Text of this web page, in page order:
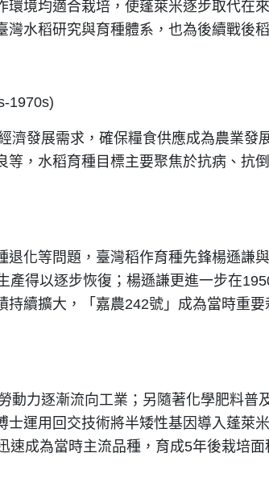
境均適合栽培，使蓬萊米逐步取代在
水稻研究與育種體系，也為後續戰後
1970s)
發展需求，確保糧食供應成為農業發
，水稻育種目標主要聚焦於抗病、抗
化等問題，臺灣稻作育種先鋒楊遜謙
產得以逐步恢復；楊遜謙更進一步在
續擴大，「嘉農242號」成為當時重
動力逐漸流向工業；另隨著化學肥料普
運用回交技術將半矮性基因導入蓬萊
速成為當時主流品種，育成5年後栽培